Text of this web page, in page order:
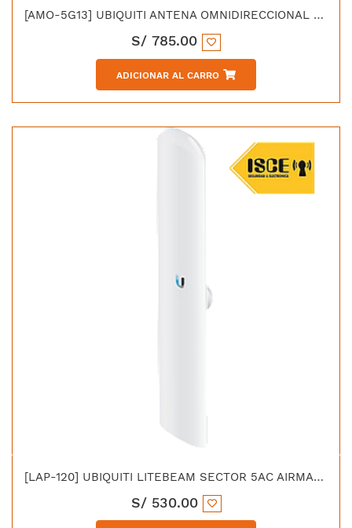
[AMO-5G13] UBIQUITI ANTENA OMNIDIRECCIONAL 5.8GHZ AIRMAX 13dBI ANGULO DE RADIACION 123°
S/ 785.00
ADICIONAR AL CARRO
[LAP-120] UBIQUITI LITEBEAM SECTOR 5AC AIRMAX 2X2 MIMO 5GHZ 25dBM 450MBPS ANTENA SECTORIAL INTEGRADO 16dBI
S/ 530.00